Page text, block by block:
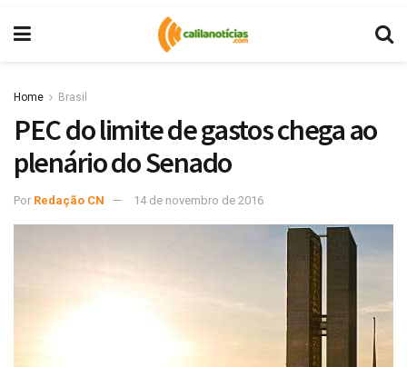
Home Brasil
PEC do limite de gastos chega ao
plenário do Senado
Por Redação CN 14 de novembro de 2016